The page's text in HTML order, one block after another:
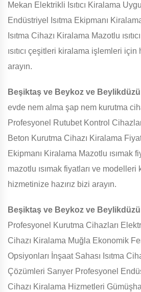
Mekan Elektrikli Isıtıcı Kiralama
Endüstriyel Isıtma Ekipmanı
Isıtma Cihazı Kiralama Mazotlu
ısıtıcı çeşitleri kiralama işlemleri için
arayın.
Beşiktaş ve Beykoz ve Beylikdüzü
evde nem alma şap nem kurutma
Profesyonel Rutubet Kontrol
Beton Kurutma Cihazı Kiralama
Ekipmanı Kiralama Mazotlu ısımak
mazotlu ısımak fiyatları ve
hizmetinize hazırız bizi arayın.
Beşiktaş ve Beykoz ve Beylikdüzü
Profesyonel Kurutma Cihazları
Cihazı Kiralama Muğla Ekonomik
Opsiyonları İnşaat Sahası Isıtma
Çözümleri Sarıyer Profesyonel
Cihazı Kiralama Hizmetleri